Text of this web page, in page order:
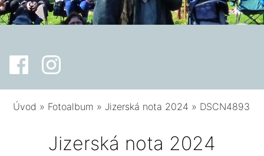
Úvod » Fotoalbum » Jizerská nota 2024 » DSCN4893
Jizerská nota 2024